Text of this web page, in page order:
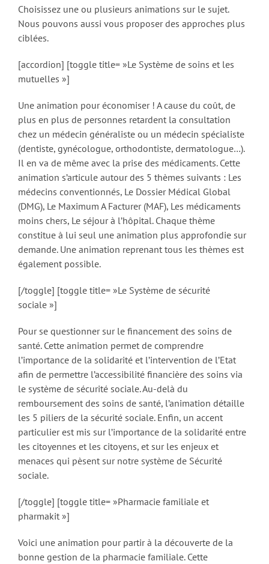
Choisissez une ou plusieurs animations sur le sujet.
Nous pouvons aussi vous proposer des approches plus
ciblées.
[accordion] [toggle title= »Le Système de soins et les
mutuelles »]
Une animation pour économiser ! A cause du coût, de
plus en plus de personnes retardent la consultation
chez un médecin généraliste ou un médecin spécialiste
(dentiste, gynécologue, orthodontiste, dermatologue…).
Il en va de même avec la prise des médicaments. Cette
animation s’articule autour des 5 thèmes suivants : Les
médecins conventionnés, Le Dossier Médical Global
(DMG), Le Maximum A Facturer (MAF), Les médicaments
moins chers, Le séjour à l’hôpital. Chaque thème
constitue à lui seul une animation plus approfondie sur
demande. Une animation reprenant tous les thèmes est
également possible.
[/toggle] [toggle title= »Le Système de sécurité
sociale »]
Pour se questionner sur le financement des soins de
santé. Cette animation permet de comprendre
l’importance de la solidarité et l’intervention de l’Etat
afin de permettre l’accessibilité financière des soins via
le système de sécurité sociale. Au-delà du
remboursement des soins de santé, l’animation détaille
les 5 piliers de la sécurité sociale. Enfin, un accent
particulier est mis sur l’importance de la solidarité entre
les citoyennes et les citoyens, et sur les enjeux et
menaces qui pèsent sur notre système de Sécurité
sociale.
[/toggle] [toggle title= »Pharmacie familiale et
pharmakit »]
Voici une animation pour partir à la découverte de la
bonne gestion de la pharmacie familiale. Cette